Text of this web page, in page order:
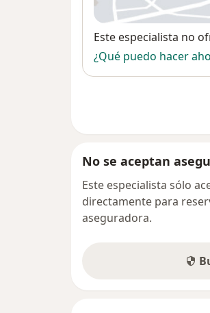
Disponibilidad
Este especialista no
¿Qué puedo hacer
No se aceptan
Este especialista sólo
directamente para
aseguradora.